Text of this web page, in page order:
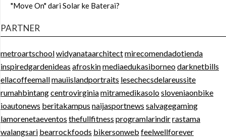
"Move On" dari Solar ke Baterai?
PARTNER
metroartschoolwidyanataarchitectmirecomendadotienda
inspiredgardenideas afroskinmediaedukasiborneodarknetbills
ellacoffeemallmauiislandportraits lesechecsdelareussite
rumahbintangcentrovirginiamitramedikasolosloveniaonbike
ioautonews beritakampus naijasportnews salvagegaming
lamorenetaeventos thefullfitness programlarindirrastama
walangsari bearrockfoods bikersonweb feelwellforever